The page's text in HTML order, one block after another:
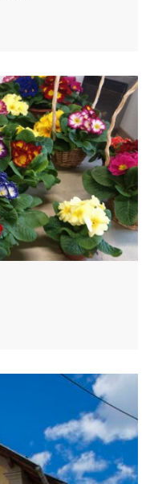
articles de jardinerie
e le richieste